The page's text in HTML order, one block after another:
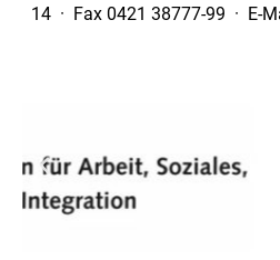
14 · Fax 0421 38777-99 · E-